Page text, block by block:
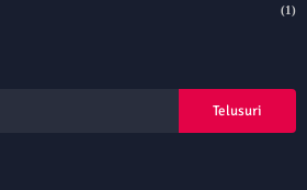
(1)